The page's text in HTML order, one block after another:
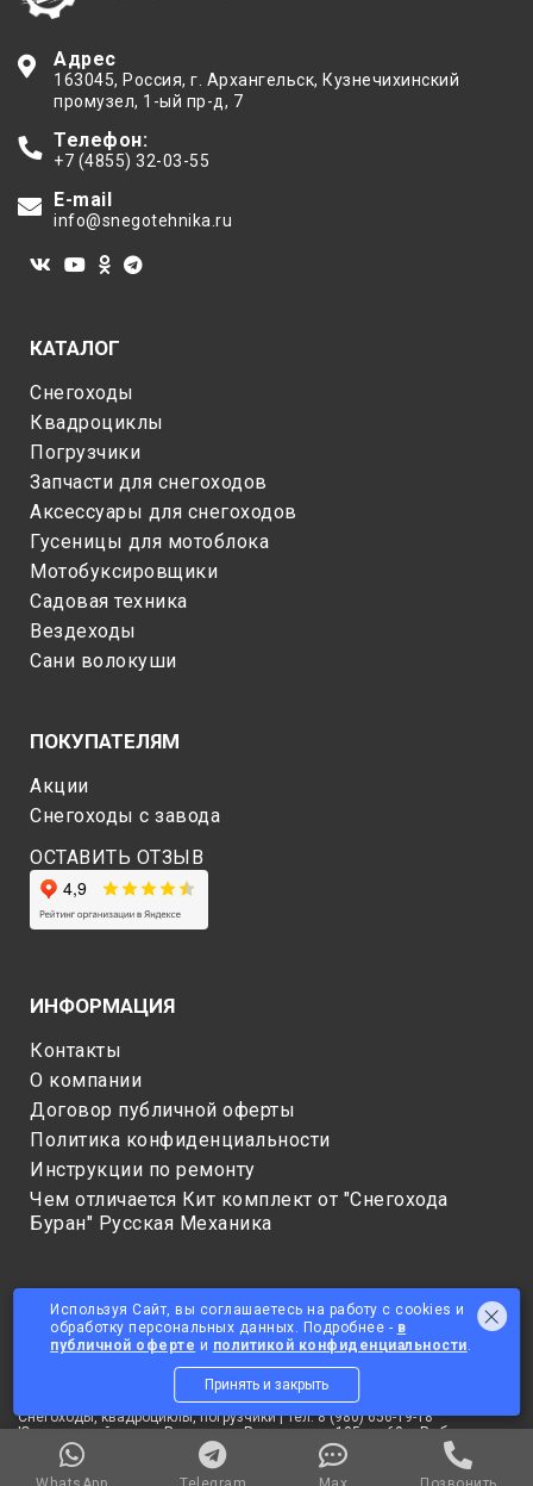
Адрес
163045, Россия, г. Архангельск, Кузнечихинский
промузел, 1-ый пр-д, 7
Телефон:
+7 (4855) 32-03-55
E-mail
info@snegotehnika.ru
КАТАЛОГ
Снегоходы
Квадроциклы
Погрузчики
Запчасти для снегоходов
Аксессуары для снегоходов
Гусеницы для мотоблока
Мотобуксировщики
Садовая техника
Вездеходы
Сани волокуши
ПОКУПАТЕЛЯМ
Акции
Снегоходы c завода
ОСТАВИТЬ ОТЗЫВ
ИНФОРМАЦИЯ
Контакты
О компании
Договор публичной оферты
Политика конфиденциальности
Инструкции по ремонту
Чем отличается Кит комплект от "Снегохода
Буран" Русская Механика
© 2025 ОБЩЕСТВО С ОГРАНИЧЕННОЙ ОТВЕТСТВЕННОСТЬЮ
Снегоходы, квадроциклы, погрузчики | Тел: 8 (980) 656-19-18
Юридический адрес: Россия, ул. Радищева, д 105, кв 60, г Рыбинск,
Рыбинский р-н, Ярославская область, 152907
Данный сайт не является публичной офертой. Цены на товары
уточняйте у менеджеров.
Используя Сайт, вы соглашаетесь на работу с cookies и
обработку персональных данных. Подробнее - в
публичной оферте и политикой конфиденциальности.
Принять и закрыть